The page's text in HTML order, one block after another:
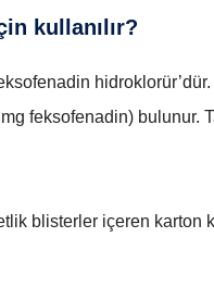
kullanılır?
feksofenadin) bulunur.
blisterler içeren karton